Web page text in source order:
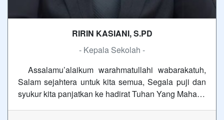
RIRIN KASIANI, S.PD
- Kepala Sekolah -
Assalamu’alaikum warahmatullahi wabarakatuh,
Salam sejahtera untuk kita semua, Segala puji dan
syukur kita panjatkan ke hadirat Tuhan Yang Maha…